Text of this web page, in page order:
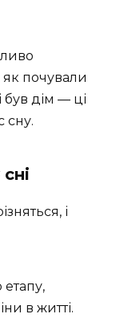
почували
був дім — ці
сну.
і
в житті.